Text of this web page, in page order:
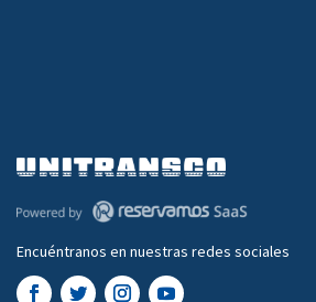
Encuéntranos en nuestras redes sociales